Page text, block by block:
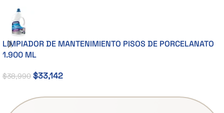
LIMPIADOR DE MANTENIMIENTO PISOS DE PORCELANATO
1.900 ML
$38,990 $33,142